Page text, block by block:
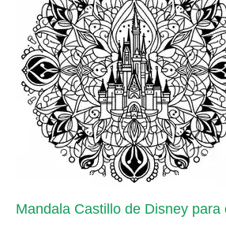
Mandala Castillo de Disney para